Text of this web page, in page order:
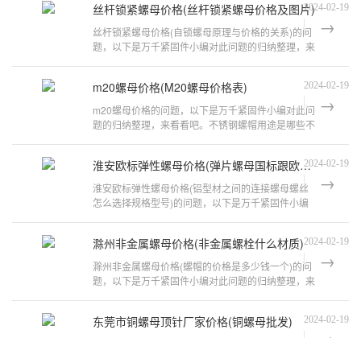
丝杆锁紧螺母价格(丝杆锁紧螺母价格及图片)2024-02-19
丝杆锁紧螺母价格(自锁螺母原理与价格的关系)的问
题，以下是万千紧固件小编对此问题的归纳整理，来
m20螺母价格(M20螺母价格表) 2024-02-19
m20螺母价格的问题，以下是万千紧固件小编对此问
题的归纳整理，来看看吧。不锈钢螺帽用途是哪些不
淮安欧标弹性螺母价格(弹片螺母国标跟欧标有什么区别)
2024-02-19
淮安欧标弹性螺母价格(铝型材之间的连接螺母螺丝
怎么选择规格型号)的问题，以下是万千紧固件小编
滁州非金属螺母价格(非金属螺栓什么材质)2024-02-19
滁州非金属螺母价格(螺帽的价格是多少钱一个)的问
题，以下是万千紧固件小编对此问题的归纳整理，来
东莞市铜螺母顶针厂家价格(铜螺母批发) 2024-02-19